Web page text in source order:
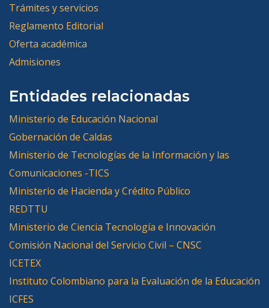
Trámites y servicios
Reglamento Editorial
Oferta académica
Admisiones
Entidades relacionadas
Ministerio de Educación Nacional
Gobernación de Caldas
Ministerio de Tecnologías de la Información y las
Comunicaciones -TICS
Ministerio de Hacienda y Crédito Público
REDTTU
Ministerio de Ciencia Tecnología e Innovación
Comisión Nacional del Servicio Civil – CNSC
ICETEX
Instituto Colombiano para la Evaluación de la Educación
ICFES